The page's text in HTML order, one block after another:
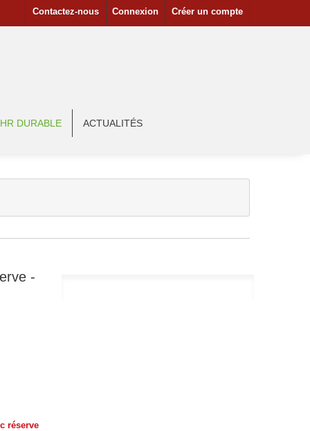
Créer un compte
Connexion
Contactez-nous
DURABLE ACTUALITÉS
-
réserve